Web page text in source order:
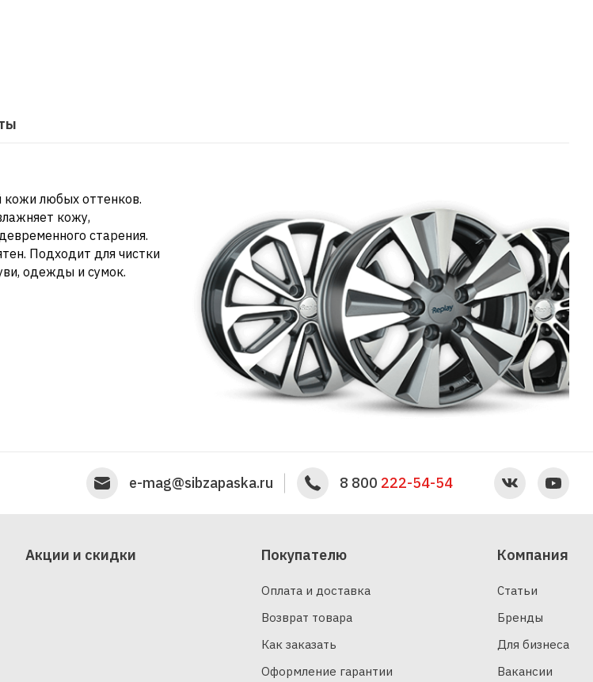
кожи любых оттенков.
кожу,
старения.
Подходит для чистки
одежды и сумок.
e-mag@sibzapaska.ru 8 800 222-54-54
Акции и скидки Покупателю
Оплата и доставка
Возврат товара
Как заказать
Оформление гарантии
Компания
Статьи
Бренды
Для бизнеса
Вакансии